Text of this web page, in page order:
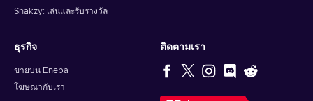
Snakzy: เล่นและรับรางวัล
ธุรกิจ
ขายบน Eneba
โฆษณากับเรา
ติดตามเรา